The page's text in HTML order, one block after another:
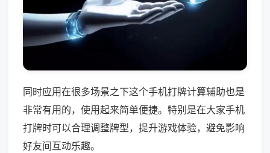
同时应用在很多场景之下这个手机打牌计算辅助也是
非常有用的，使用起来简单便捷。特别是在大家手机
打牌时可以合理调整牌型，提升游戏体验，避免影响
好友间互动乐趣。